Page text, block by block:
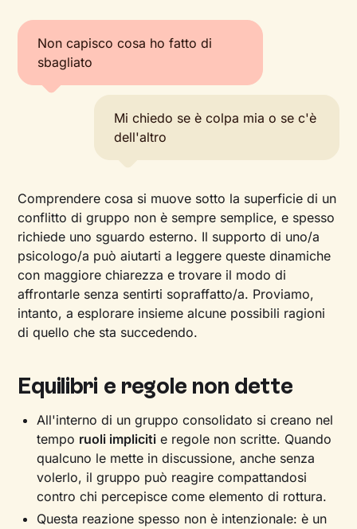
Non capisco cosa ho fatto di
sbagliato
Mi chiedo se è colpa mia o se c'è
dell'altro
Comprendere cosa si muove sotto la superficie di un
conflitto di gruppo non è sempre semplice, e spesso
richiede uno sguardo esterno. Il supporto di uno/a
psicologo/a può aiutarti a leggere queste dinamiche
con maggiore chiarezza e trovare il modo di
affrontarle senza sentirti sopraffatto/a. Proviamo,
intanto, a esplorare insieme alcune possibili ragioni
di quello che sta succedendo.
Equilibri e regole non dette
All'interno di un gruppo consolidato si creano nel
tempo ruoli impliciti e regole non scritte. Quando
qualcuno le mette in discussione, anche senza
volerlo, il gruppo può reagire compattandosi
contro chi percepisce come elemento di rottura.
Questa reazione spesso non è intenzionale: è un